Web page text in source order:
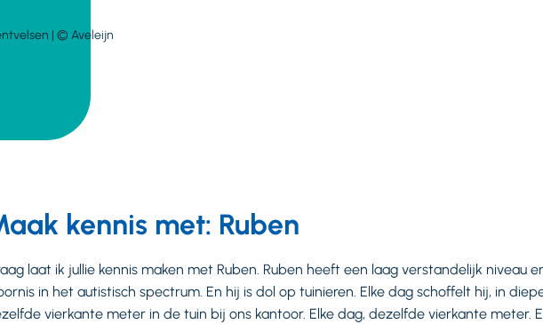
| © Aveleijn
kennis met: Ruben
laat ik jullie kennis maken met Ruben. Ruben heeft een laag verstandelijk niveau
in het autistisch spectrum. En hij is dol op tuinieren. Elke dag schoffelt hij, in
vierkante meter in de tuin bij ons kantoor. Elke dag, dezelfde vierkante meter.